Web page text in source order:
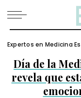
Expertos en Medicina
Día de la
revela que